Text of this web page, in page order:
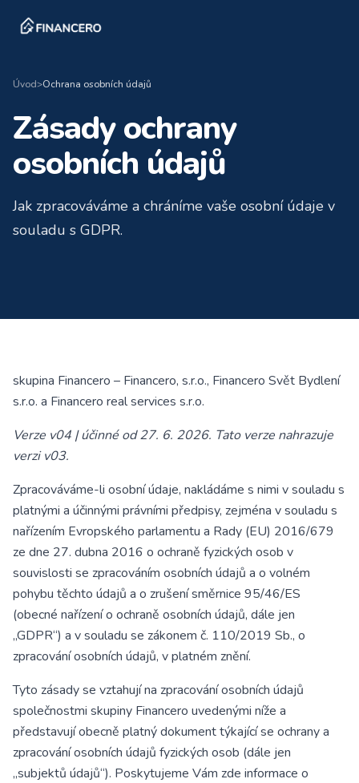
Úvod>Ochrana osobních údajů
Zásady ochrany
osobních údajů
Jak zpracováváme a chráníme vaše osobní údaje v
souladu s GDPR.
skupina Financero – Financero, s.r.o., Financero Svět Bydlení
s.r.o. a Financero real services s.r.o.
Verze v04 | účinné od 27. 6. 2026. Tato verze nahrazuje
verzi v03.
Zpracováváme-li osobní údaje, nakládáme s nimi v souladu s
platnými a účinnými právními předpisy, zejména v souladu s
nařízením Evropského parlamentu a Rady (EU) 2016/679
ze dne 27. dubna 2016 o ochraně fyzických osob v
souvislosti se zpracováním osobních údajů a o volném
pohybu těchto údajů a o zrušení směrnice 95/46/ES
(obecné nařízení o ochraně osobních údajů, dále jen
„GDPR“) a v souladu se zákonem č. 110/2019 Sb., o
zpracování osobních údajů, v platném znění.
Tyto zásady se vztahují na zpracování osobních údajů
společnostmi skupiny Financero uvedenými níže a
představují obecně platný dokument týkající se ochrany a
zpracování osobních údajů fyzických osob (dále jen
„subjektů údajů“). Poskytujeme Vám zde informace o